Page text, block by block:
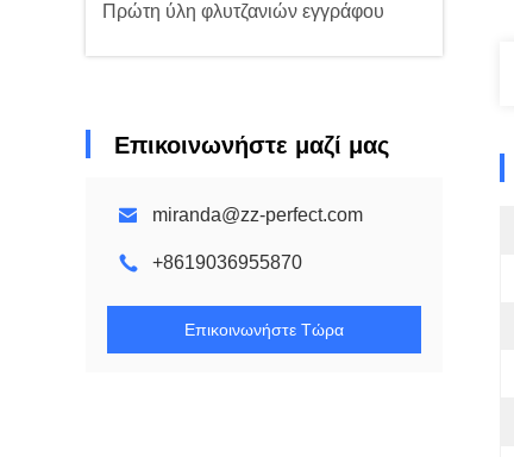
Πρώτη ύλη φλυτζανιών εγγράφου
Επικοινωνήστε μαζί μας
miranda@zz-perfect.com
+8619036955870
Επικοινωνήστε Τώρα